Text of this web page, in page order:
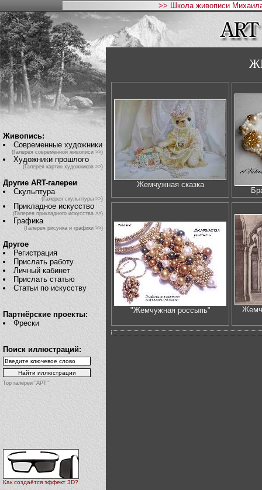
>> Школа живописи
Живопись:
Современные художники
(Галерея современной живописи >>)
Художники прошлого
(Галерея картин художников >>)
Другие ART-галереи
Скульптура
(Галерея скульптуры >>)
Прикладное искусство
(Галерея прикладного искусства >>)
Графика
(Галерея рисунка и графики >>)
Другое
Регистрация
Прислать работу
Личный кабинет
Прислать статью
Статьи по искусству
Партнёрские проекты:
Фрески
Поиск иллюстраций:
Top галереи "АРТ"
Как создаётся эффект 3D?
Жемчужная сказка
"Жемчужная россыпь"